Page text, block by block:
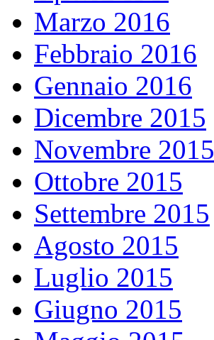
Marzo 2016
Febbraio 2016
Gennaio 2016
Dicembre 2015
Novembre 2015
Ottobre 2015
Settembre 2015
Agosto 2015
Luglio 2015
Giugno 2015